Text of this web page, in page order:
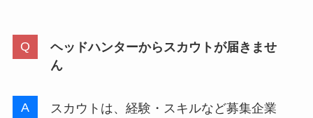
ヘッドハンターからスカウトが届きませ
ん
スカウトは、経験・スキルなど募集企業